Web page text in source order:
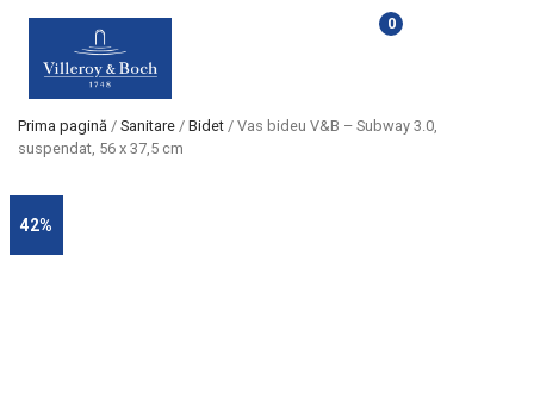
0
Prima pagină / Sanitare / Bidet / Vas bideu V&B – Subway 3.0,
suspendat, 56 x 37,5 cm
42%